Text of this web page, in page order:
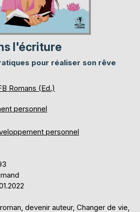
l'écriture
pour réaliser son rêve
Romans (Ed.)
personnel
personnel
devenir auteur, Changer de vie,